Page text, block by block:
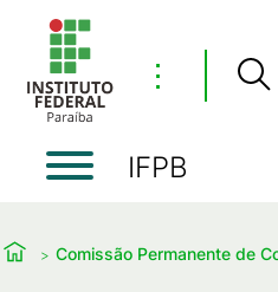
⋮
IFPB
Comissão Permanente de